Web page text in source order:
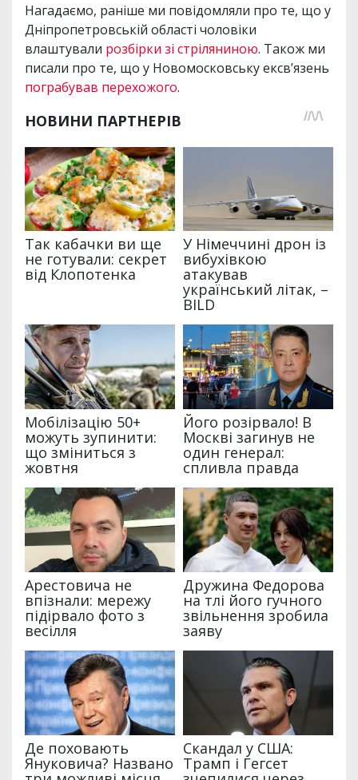
Нагадаємо, раніше ми повідомляли про те, що у
Дніпропетровській області чоловіки
влаштували розбірки зі стріляниною. Також ми
писали про те, що у Новомосковську ексв’язень
пограбував перехожого.